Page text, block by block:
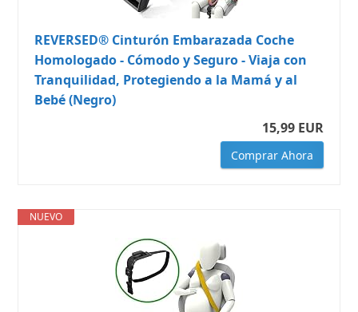
REVERSED® Cinturón Embarazada Coche
Homologado - Cómodo y Seguro - Viaja con
Tranquilidad, Protegiendo a la Mamá y al
Bebé (Negro)
15,99 EUR
Comprar Ahora
NUEVO